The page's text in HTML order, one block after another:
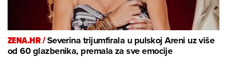
ZENA.HR /Severina trijumfirala u pulskoj Areni uz više
od 60 glazbenika, premala za sve emocije